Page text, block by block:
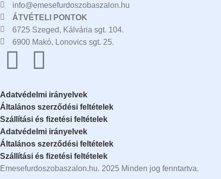
info@emesefurdoszobaszalon.hu
ÁTVÉTELI PONTOK
6725 Szeged, Kálvária sgt. 104.​
6900 Makó, Lonovics sgt. 25.
Adatvédelmi irányelvek
Általános szerződési feltételek
Szállítási és fizetési feltételek
Adatvédelmi irányelvek
Általános szerződési feltételek
Szállítási és fizetési feltételek
Emesefurdoszobaszalon.hu. 2025 Minden jog fenntartva.